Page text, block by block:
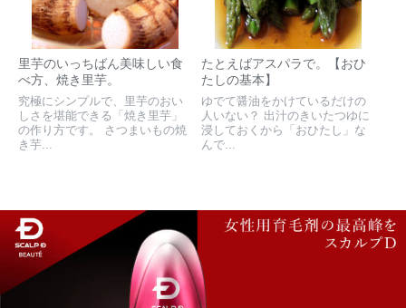
里芋のいっちばん美味しい食
べ方、焼き里芋。
究極にシンプルで、里芋のおい
しさを堪能できる「焼き里芋」
の作り方です。 さつまいもの焼
き芋...
たとえばアスパラで。【おひ
たしの基本】
ゆでて醤油をかけているだけの
人いない？ 出汁のきいたつゆに
浸しておくから「おひたし」な
んで...